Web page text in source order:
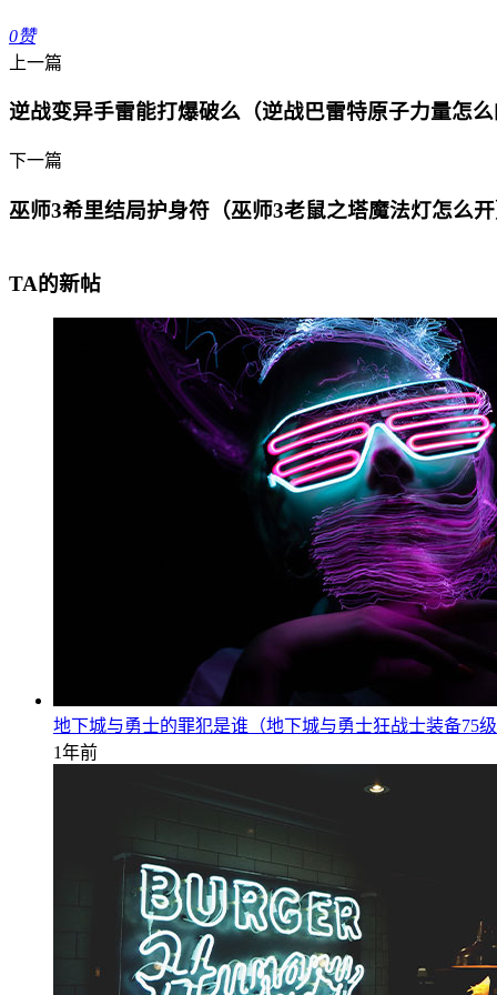
0赞
上一篇
逆战变异手雷能打爆破么（逆战巴雷特原子力量怎
下一篇
巫师3希里结局护身符（巫师3老鼠之塔魔法灯怎么
TA的新帖
地下城与勇士的罪犯是谁（地下城与勇士狂战士装备75
1年前